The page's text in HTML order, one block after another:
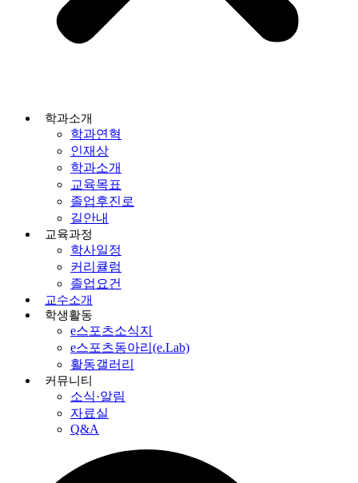
학과소개
학과연혁
인재상
학과소개
교육목표
졸업후진로
길안내
교육과정
학사일정
커리큘럼
졸업요건
교수소개
학생활동
e스포츠소식지
e스포츠동아리(e.Lab)
활동갤러리
커뮤니티
소식·알림
자료실
Q&A